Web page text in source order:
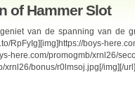
of Hammer Slot
geniet van de spanning van de
boys-
here.com/promogmb/xrnl26/
xrnl26/bonus/r0lmsoj.jpg[/img][/